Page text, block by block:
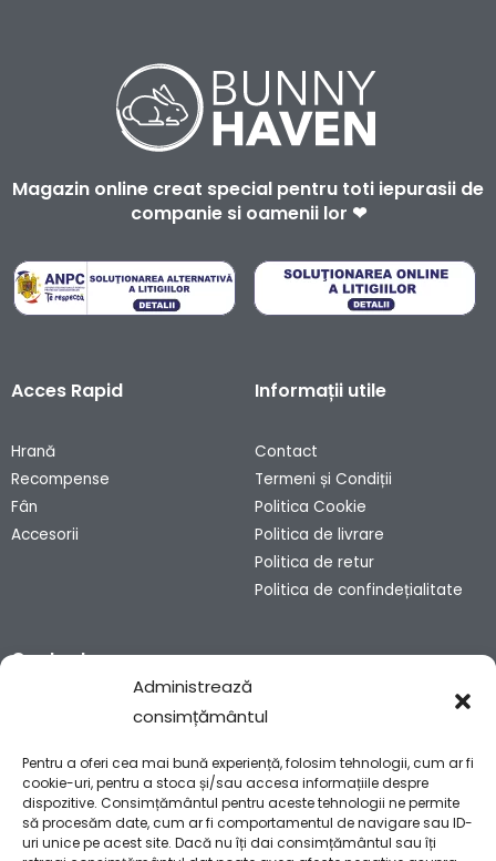
Administrează
consimțământul
Pentru a oferi cea mai bună experiență, folosim tehnologii, cum ar fi
cookie-uri, pentru a stoca și/sau accesa informațiile despre
dispozitive. Consimțământul pentru aceste tehnologii ne permite
să procesăm date, cum ar fi comportamentul de navigare sau ID-
uri unice pe acest site. Dacă nu îți dai consimțământul sau îți
Magazin online creat special pentru toti iepurasii de
companie si oamenii lor ❤
Acces Rapid
Hrană
Recompense
Fân
Accesorii
Informații utile
Contact
Termeni și Condiții
Politica Cookie
Politica de livrare
Politica de retur
Politica de confindețialitate
Contact
Sibiu, România
0751 028 990